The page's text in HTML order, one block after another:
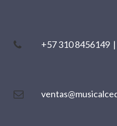
+57 310 8456149 |